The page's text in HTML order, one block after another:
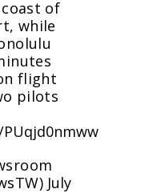
of
while
flight
pilots
July